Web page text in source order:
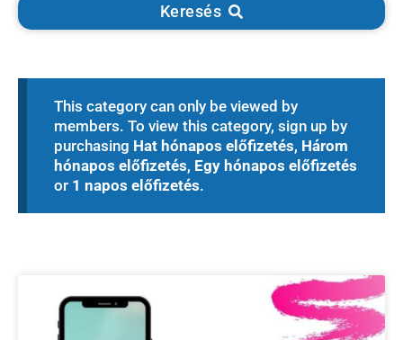
Keresés
This category can only be viewed by
members. To view this category, sign up by
purchasing Hat hónapos előfizetés, Három
hónapos előfizetés, Egy hónapos előfizetés
or 1 napos előfizetés.